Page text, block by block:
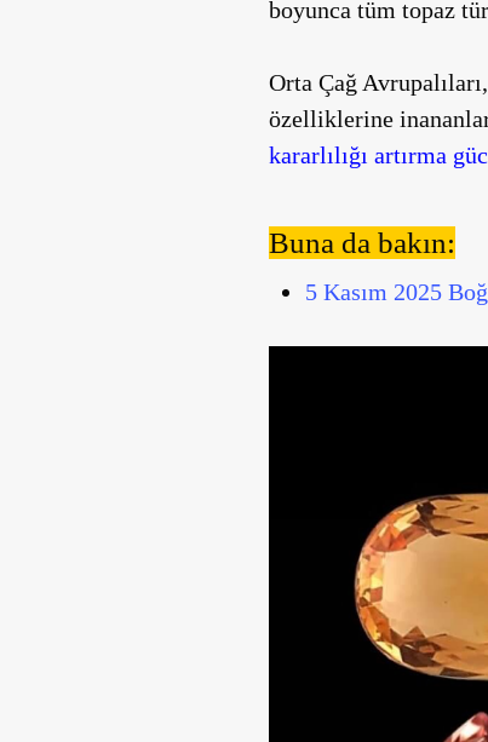
boyunca tüm topaz
Orta Çağ
özelliklerine
kararlılığı artırma
Buna da bakın:
5 Kasım 2025